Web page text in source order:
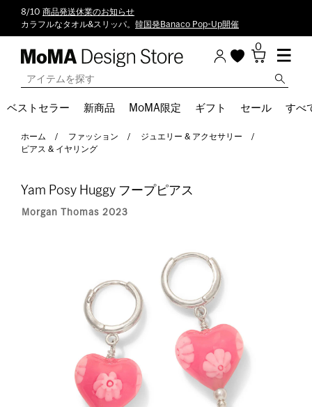
8/10 商品発送休業のお知らせ
カラフルなタオル&スリッパ。 韓国発Banaco Pop-Up開催
0
ベストセラー 新商品 MoMA限定 ギフト セール すべ
ホーム ファッション
ジュエリー & アクセサリー
ピアス & イヤリング
Yam Posy Huggy フープピアス
Morgan Thomas 2023